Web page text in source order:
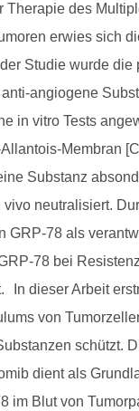
Therapie des
erwies sich
Studie wurde
angiogene
in vitro Tests
Membran
Substanz
neutralisiert.
GRP-78 als
78 bei
In dieser Arbeit
von
schützt.
dient als
im Blut von